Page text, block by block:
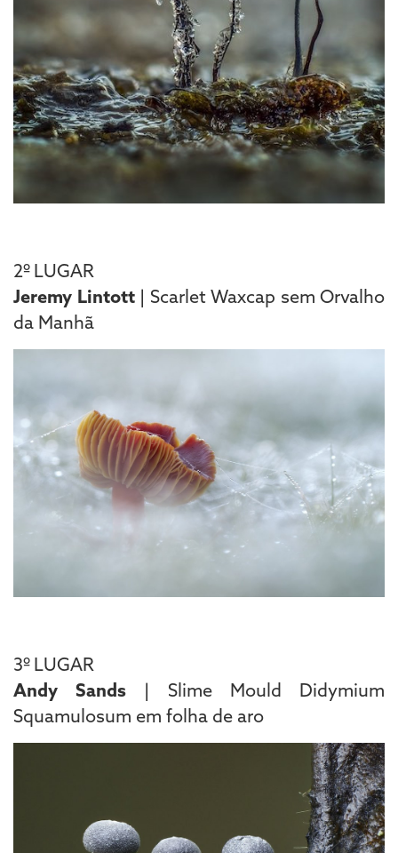
2º LUGAR
Jeremy Lintott | Scarlet Waxcap sem Orvalho
da Manhã
3º LUGAR
Andy Sands | Slime Mould Didymium
Squamulosum em folha de aro